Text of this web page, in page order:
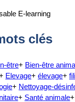
E-learning
clés
être+ Bien-être
Elevage+ élevage+
+ Nettoyage-
+ Santé animale+